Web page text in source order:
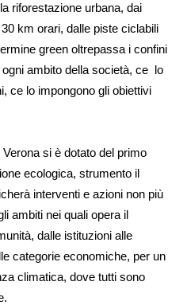
riforestazione urbana, dai
km orari, dalle piste ciclabili
green oltrepassa i confini
ogni ambito della società, ce lo
ce lo impongono gli obiettivi
si è dotato del primo
ecologica, strumento il
interventi e azioni non più
ambiti nei quali opera il
dalle istituzioni alle
categorie economiche, per un
climatica, dove tutti sono